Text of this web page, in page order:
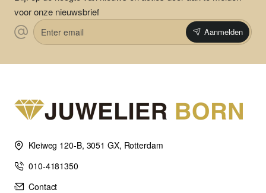
voor onze nieuwsbrief
Enter
email
Aanmelden
Kleiweg 120-B, 3051 GX, Rotterdam
010-4181350
Contact